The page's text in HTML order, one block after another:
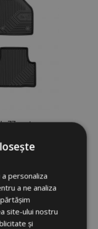
pentru
Lista
de
personaliza
a ne analiza
site-ului nostru
și